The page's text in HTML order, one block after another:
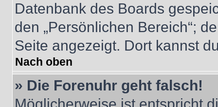
Datenbank des Boards
den „Persönlichen Bereich“;
Seite angezeigt. Dort kannst
Nach oben
» Die Forenuhr geht falsch!